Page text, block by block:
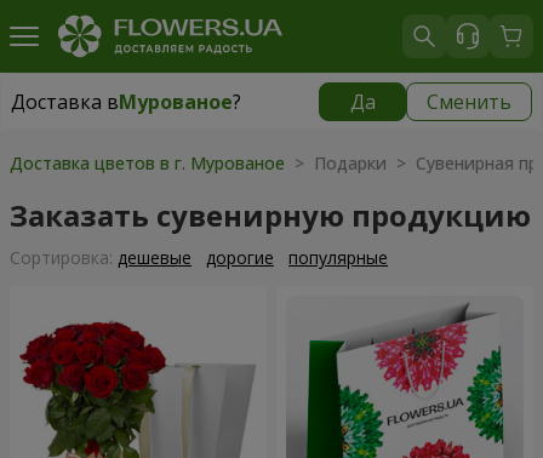
Доставка вМурованое? Да Сменить
Доставка вМурованое|
Доставка цветов в г. Мурованое > Подарки > Сувенирная
Заказать сувенирную продукцию
Cортировка: дешевые дорогие популярные